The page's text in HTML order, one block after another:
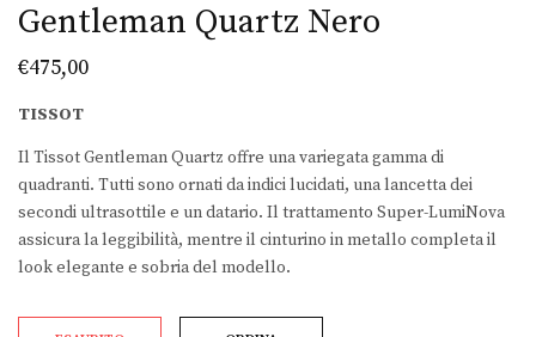
Gentleman Quartz Nero
€475,00
TISSOT
Il Tissot Gentleman Quartz offre una variegata gamma di
quadranti. Tutti sono ornati da indici lucidati, una lancetta dei
secondi ultrasottile e un datario. Il trattamento Super-LumiNova
assicura la leggibilità, mentre il cinturino in metallo completa il
look elegante e sobria del modello.